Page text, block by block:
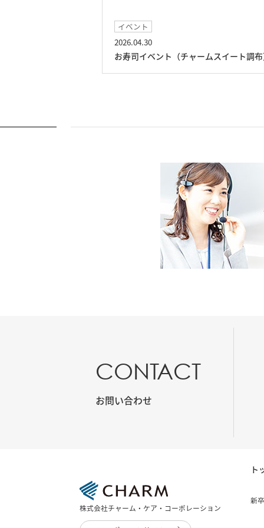
イベント
2026.04.30
お寿司イベント（チャームスイート調
CONTACT
お問い合わせ
ト
新
株式会社チャーム・ケア・コーポレーション